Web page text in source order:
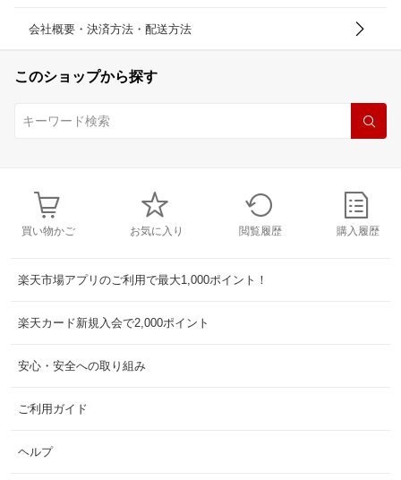
会社概要・決済方法・配送方法
このショップから探す
買い物かご お気に入り 閲覧履歴 購入履歴
楽天市場アプリのご利用で最大1,000ポイント！
楽天カード新規入会で2,000ポイント
安心・安全への取り組み
ご利用ガイド
ヘルプ